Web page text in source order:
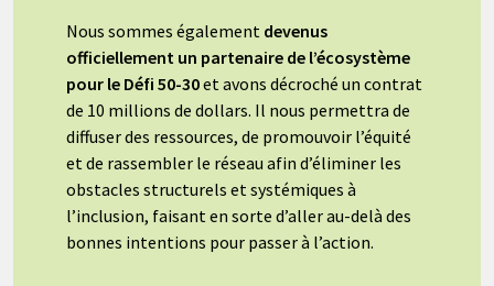
Nous sommes également devenus
officiellement un partenaire de l’écosystème
pour le Défi 50-30et avons décroché un contrat
de 10 millions de dollars. Il nous permettra de
diffuser des ressources, de promouvoir l’équité
et de rassembler le réseau afin d’éliminer les
obstacles structurels et systémiques à
l’inclusion, faisant en sorte d’aller au-delà des
bonnes intentions pour passer à l’action.